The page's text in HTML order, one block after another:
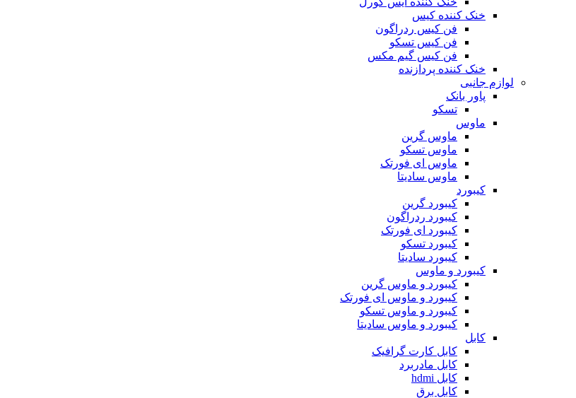
خنک کننده کیس
فن کیس ردراگون
فن کیس تسکو
فن کیس گیم مکس
خنک کننده پردازنده
لوازم جانبی
پاور بانک
تسکو
ماوس
ماوس گرین
ماوس تسکو
ماوس ای فورتک
ماوس سادیتا
کیبورد
کیبورد گرین
کیبورد ردراگون
کیبورد ای فورتک
کیبورد تسکو
کیبورد سادیتا
کیبورد و ماوس
کیبورد و ماوس گرین
کیبورد و ماوس ای فورتک
کیبورد و ماوس تسکو
کیبورد و ماوس سادیتا
کابل
کابل کارت گرافیک
کابل مادربرد
کابل hdmi
کابل برق